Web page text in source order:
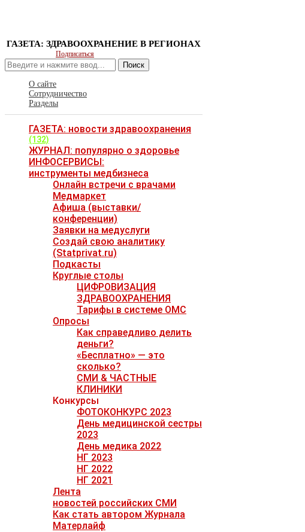
ГАЗЕТА: ЗДРАВООХРАНЕНИЕ В РЕГИОНАХ
Подписаться
Поиск
О сайте
Сотрудничество
Разделы
ГАЗЕТА: новости здравоохранения
(132)
ЖУРНАЛ: популярно о здоровье
ИНФОСЕРВИСЫ:
инструменты медбизнеса
Онлайн встречи с врачами
Медмаркет
Афиша (выставки/
конференции)
Заявки на медуслуги
Создай свою аналитику
(Statprivat.ru)
Подкасты
Круглые столы
ЦИФРОВИЗАЦИЯ
ЗДРАВООХРАНЕНИЯ
Тарифы в системе ОМС
Опросы
Как справедливо делить
деньги?
«Бесплатно» — это
сколько?
СМИ & ЧАСТНЫЕ
КЛИНИКИ
Конкурсы
ФОТОКОНКУРС 2023
День медицинской сестры
2023
День медика 2022
НГ 2023
НГ 2022
НГ 2021
Лента
новостей российских СМИ
Как стать автором Журнала
Матерлайф